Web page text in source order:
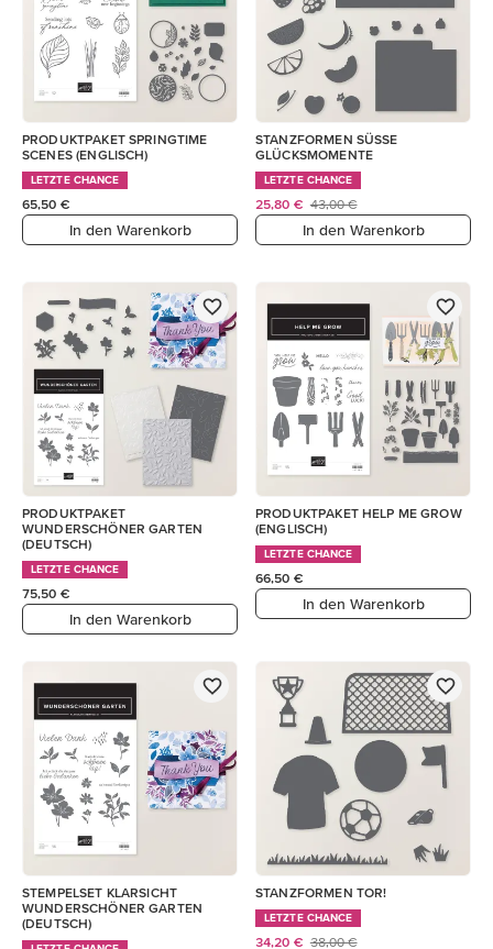
PRODUKTPAKET SPRINGTIME
SCENES (ENGLISCH)
LETZTE CHANCE
65,50 €
In den Warenkorb
STANZFORMEN SÜSSE
GLÜCKSMOMENTE
LETZTE CHANCE
25,80 € 43,00 €
In den Warenkorb
PRODUKTPAKET
WUNDERSCHÖNER GARTEN
(DEUTSCH)
LETZTE CHANCE
75,50 €
In den Warenkorb
PRODUKTPAKET HELP ME GROW
(ENGLISCH)
LETZTE CHANCE
66,50 €
In den Warenkorb
STEMPELSET KLARSICHT
WUNDERSCHÖNER GARTEN
(DEUTSCH)
STANZFORMEN TOR!
LETZTE CHANCE
34,20 € 38,00 €